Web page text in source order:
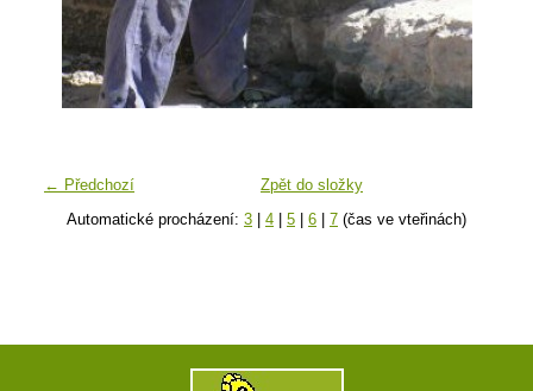
← Předchozí
Zpět do složky
Automatické procházení: 3 4 5 6 7 (čas ve vteřinách)